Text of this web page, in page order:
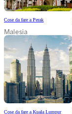
Cose da fare a Perak
Malesia
Cose da fare a Kuala Lumpur